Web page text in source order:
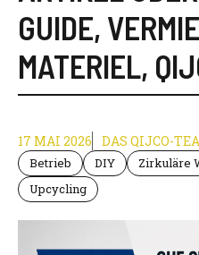
GUIDE,
MATERIEL,
17 MAI 2026 DAS QIJCO-
Betrieb DIY Zirkuläre
Upcycling